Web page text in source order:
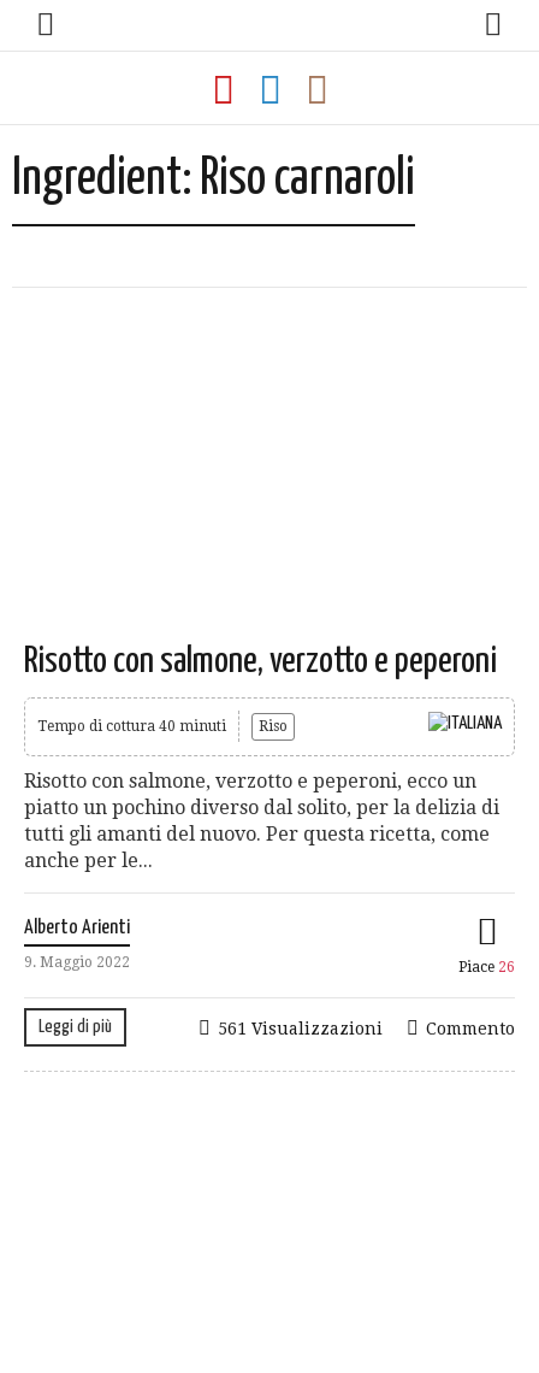
Ingredient: Riso carnaroli
Risotto con salmone, verzotto e peperoni
Tempo di cottura 40 minuti Riso
Risotto con salmone, verzotto e peperoni, ecco un
piatto un pochino diverso dal solito, per la delizia di
tutti gli amanti del nuovo. Per questa ricetta, come
anche per le...
Alberto Arienti
9. Maggio 2022 Piace 26
Leggi di più Commento
561 Visualizzazioni